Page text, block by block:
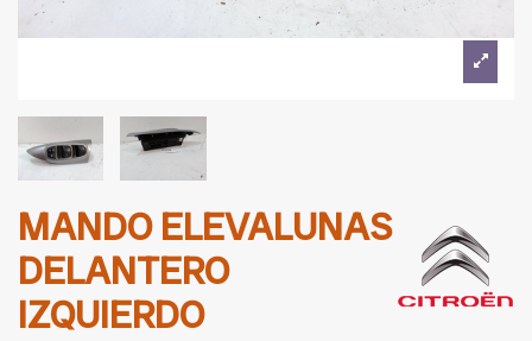
MANDO ELEVALUNAS
DELANTERO
IZQUIERDO